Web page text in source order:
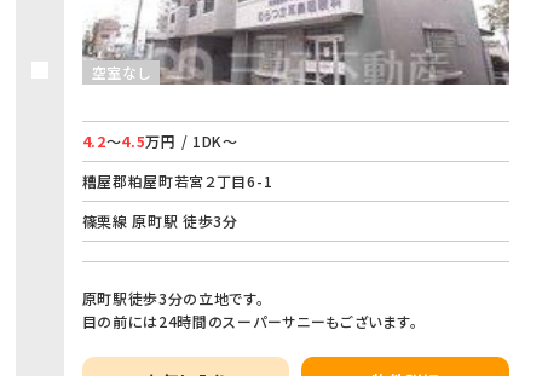
空室なし
4.2～4.5万円 / 1DK～
糟屋郡粕屋町若宮２丁目6-1
篠栗線 原町駅 徒歩3分
原町駅徒歩3分の立地です。
目の前には24時間のスーパーサニーもございます。